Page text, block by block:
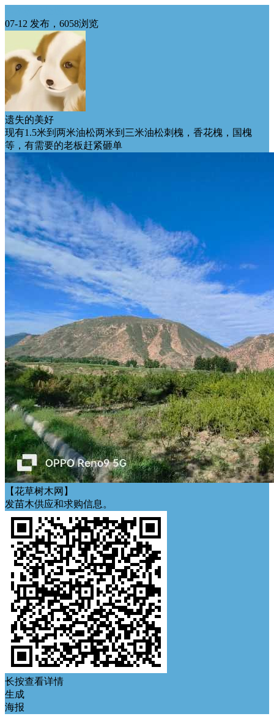
07-12 发布，6058浏览
遗失的美好
现有1.5米到两米油松两米到三米油松刺槐，香花槐，国槐
等，有需要的老板赶紧砸单
【花草树木网】
发苗木供应和求购信息。
长按查看详情
生成
海报